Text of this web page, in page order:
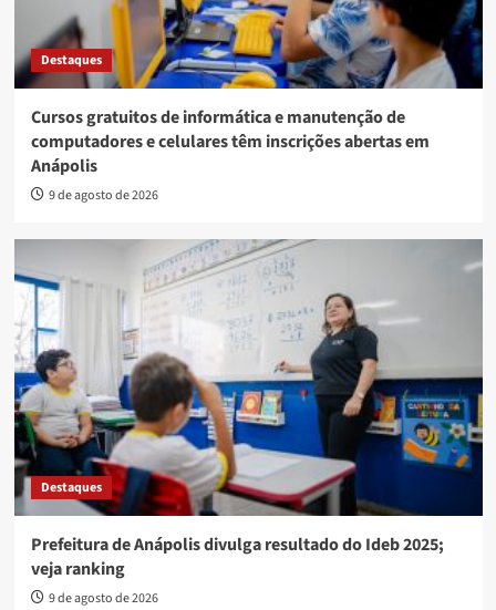
Destaques
Cursos gratuitos de informática e manutenção de
computadores e celulares têm inscrições abertas em
Anápolis
9 de agosto de 2026
Destaques
Prefeitura de Anápolis divulga resultado do Ideb 2025;
veja ranking
9 de agosto de 2026